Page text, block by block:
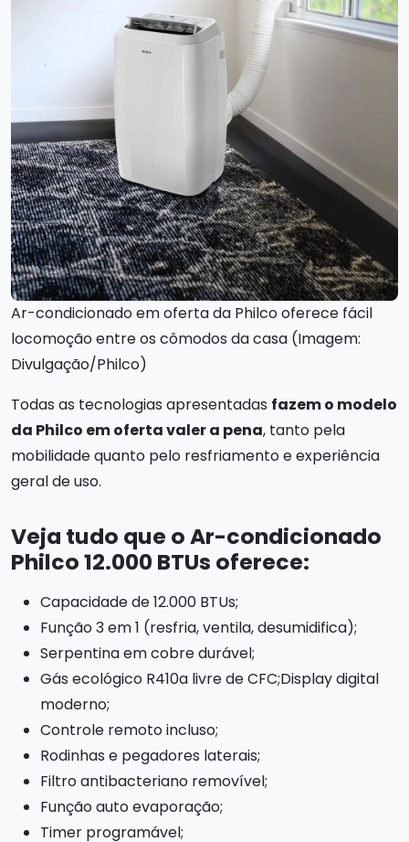
Ar-condicionado em oferta da Philco oferece fácil
locomoção entre os cômodos da casa (Imagem:
Divulgação/Philco)
Todas as tecnologias apresentadas fazem o modelo
da Philco em oferta valer a pena, tanto pela
mobilidade quanto pelo resfriamento e experiência
geral de uso.
Veja tudo que o Ar-condicionado
Philco 12.000 BTUs oferece:
Capacidade de 12.000 BTUs;
Função 3 em 1 (resfria, ventila, desumidifica);
Serpentina em cobre durável;
Gás ecológico R410a livre de CFC;Display digital
moderno;
Controle remoto incluso;
Rodinhas e pegadores laterais;
Filtro antibacteriano removível;
Função auto evaporação;
Timer programável;